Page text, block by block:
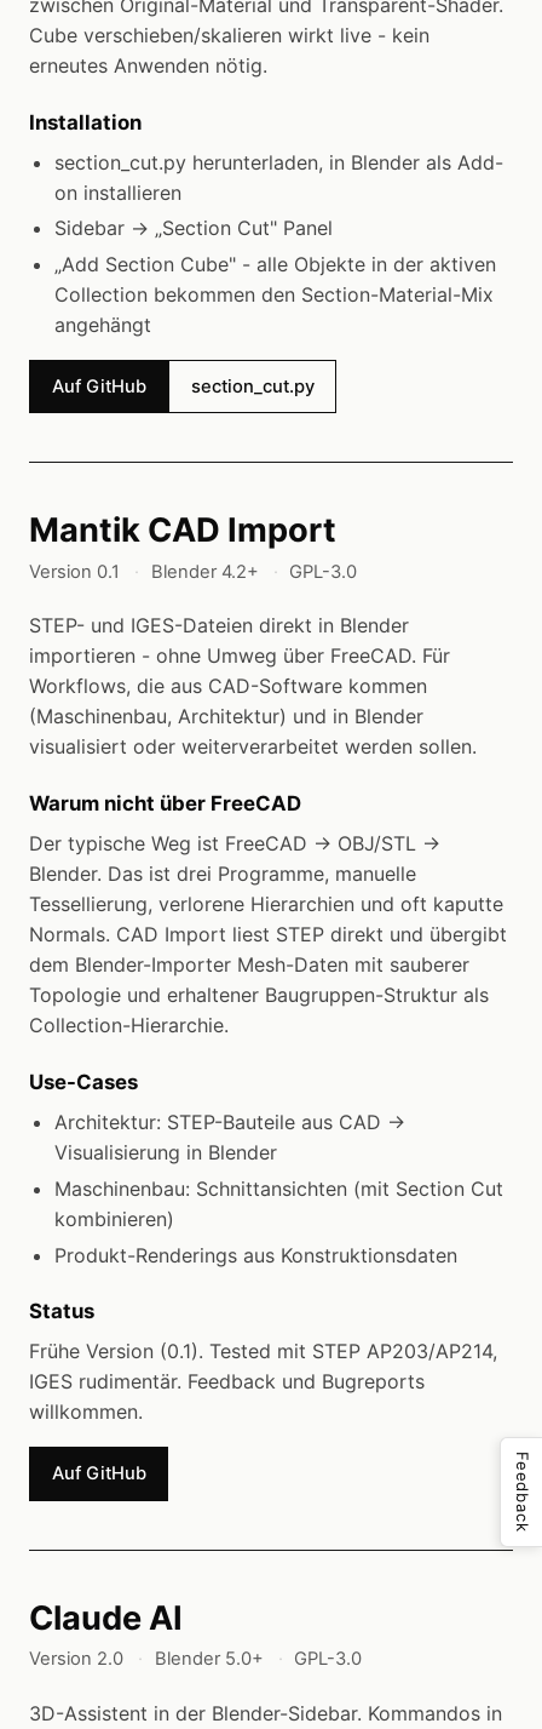
Cube verschieben/skalieren wirkt live - kein
erneutes Anwenden nötig.
Installation
section_cut.py herunterladen, in Blender als Add-
on installieren
Sidebar → „Section Cut" Panel
„Add Section Cube" - alle Objekte in der aktiven
Collection bekommen den Section-Material-Mix
angehängt
Auf GitHub section_cut.py
Mantik CAD Import
Version 0.1 Blender 4.2+ GPL-3.0
STEP- und IGES-Dateien direkt in Blender
importieren - ohne Umweg über FreeCAD. Für
Workflows, die aus CAD-Software kommen
(Maschinenbau, Architektur) und in Blender
visualisiert oder weiterverarbeitet werden sollen.
Warum nicht über FreeCAD
Der typische Weg ist FreeCAD → OBJ/STL →
Blender. Das ist drei Programme, manuelle
Tessellierung, verlorene Hierarchien und oft kaputte
Normals. CAD Import liest STEP direkt und übergibt
dem Blender-Importer Mesh-Daten mit sauberer
Topologie und erhaltener Baugruppen-Struktur als
Collection-Hierarchie.
Use-Cases
Architektur: STEP-Bauteile aus CAD →
Visualisierung in Blender
Maschinenbau: Schnittansichten (mit Section Cut
kombinieren)
Produkt-Renderings aus Konstruktionsdaten
Status
Frühe Version (0.1). Tested mit STEP AP203/AP214,
IGES rudimentär. Feedback und Bugreports
willkommen.
Auf GitHub
Claude AI
Version 2.0 Blender 5.0+ GPL-3.0
3D-Assistent in der Blender-Sidebar. Kommandos in
Feedback